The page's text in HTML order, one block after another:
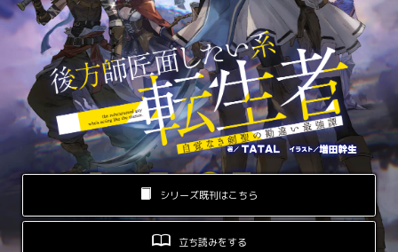
オーバーラップノベルス
オーバーラップノベルスf
ロサージュノベルス
シリーズ既刊はこちら
立ち読みをする